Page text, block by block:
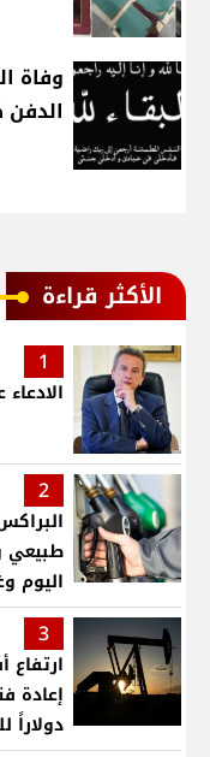
وفاة
الدفن
الأكثر قراءة
1
2
طبيعي
اليوم
3
دولاراً